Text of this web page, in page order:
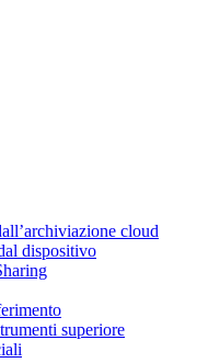
cloud
dispositivo
superiore